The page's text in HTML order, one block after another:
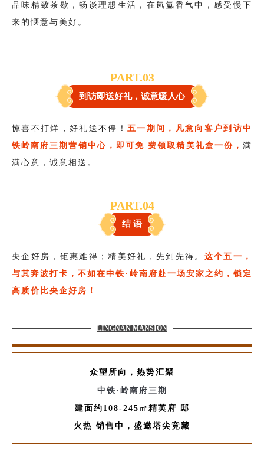
品味精致茶歇，畅谈理想生活，在氤氲香气中，感受慢下
来的惬意与美好。
PART.03
到访即送好礼，诚意暖人心
惊喜不打烊，好礼送不停！ 五一期间，凡意向客户到访中
铁岭南府三期营销中心，即可免 费领取精美礼盒一份，满
满心意，诚意相送。
PART.04
结 语
央企好房，钜惠难得；精美好礼，先到先得。 这个五一，
与其奔波打卡，不如在中铁·岭南府赴一场安家之约，锁定
高质价比央企好 房！
LINGNAN MANSION
众望所向，热势汇聚
中铁·岭南府三期
建面约108-245㎡精英府 邸
火热 销售中，盛邀塔尖竞藏